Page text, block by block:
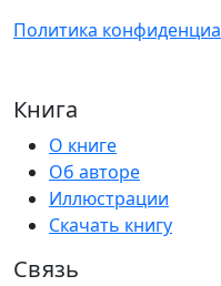
Политика
Книга
О книге
Об авторе
Иллюстрации
Скачать книгу
Связь